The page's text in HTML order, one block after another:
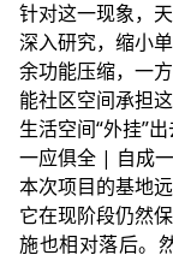
针对这一现象，
深入研究，缩小
余功能压缩，一
能社区空间承担
生活空间“外挂”出
一应俱全 | 自成
本次项目的基地
它在现阶段仍然
施也相对落后。